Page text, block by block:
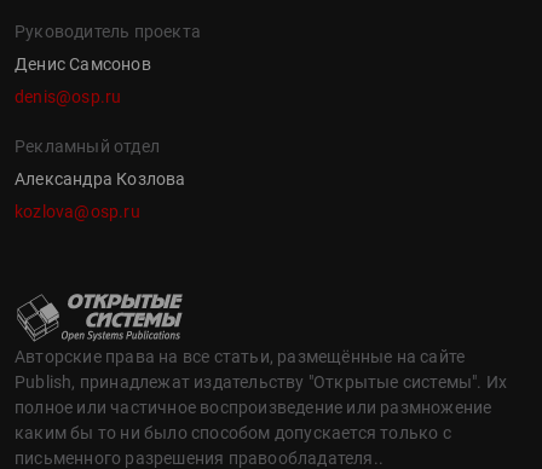
Руководитель проекта
Денис Самсонов
denis@osp.ru
Рекламный отдел
Александра Козлова
kozlova@osp.ru
Авторские права на все статьи, размещённые на сайте
Publish, принадлежат издательству "Открытые системы". Их
полное или частичное воспроизведение или размножение
каким бы то ни было способом допускается только с
письменного разрешения правообладателя..